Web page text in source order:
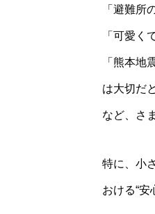
「避難所
「可愛く
「熊本地
は大切だ
など、さ
特に、小
おける“安